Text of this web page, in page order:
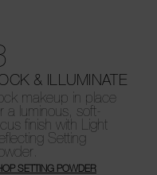
& ILLUMINATE
makeup in place
a luminous, soft-
finish with Light
Setting
SETTING POWDER